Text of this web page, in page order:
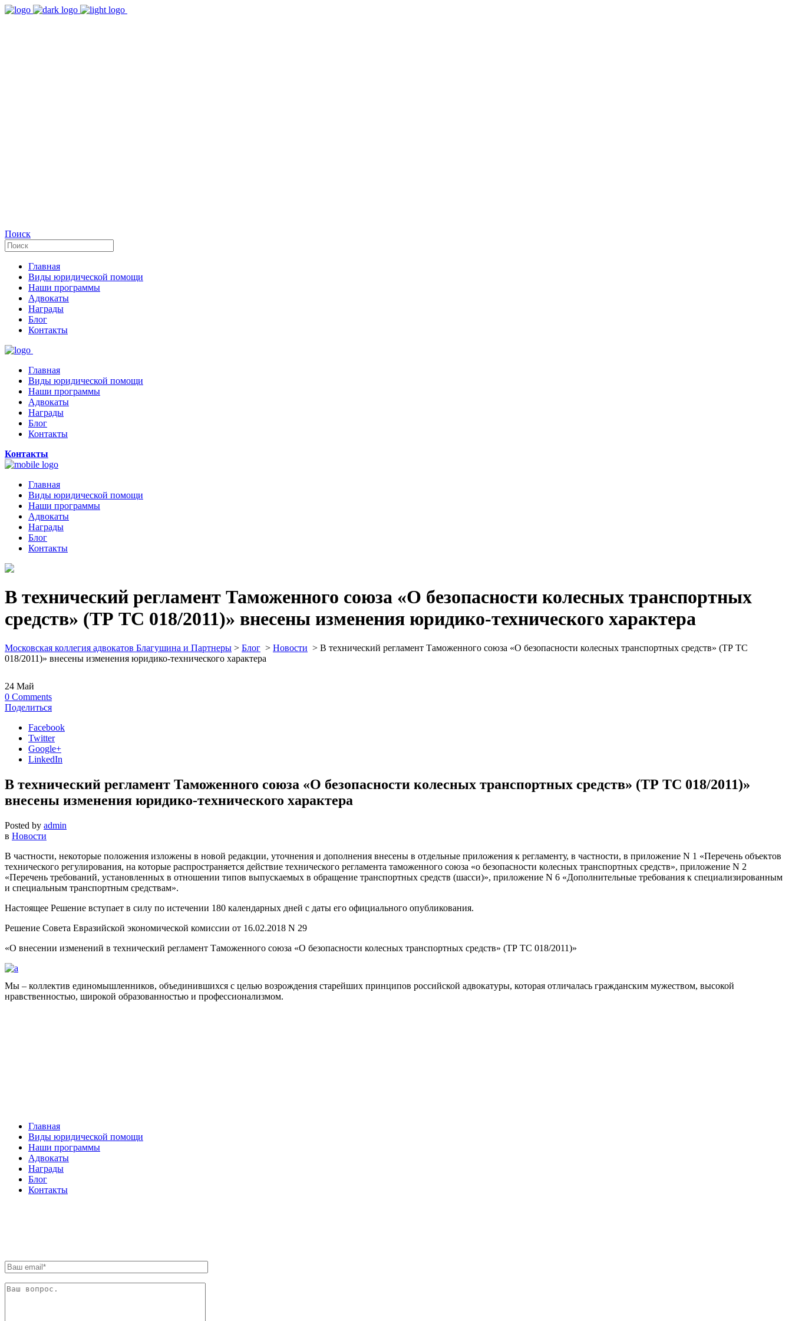
Поиск
Главная
Виды юридической помощи
Наши программы
Адвокаты
Награды
Блог
Контакты
Главная
Виды юридической помощи
Наши программы
Адвокаты
Награды
Блог
Контакты
Контакты
Главная
Виды юридической помощи
Наши программы
Адвокаты
Награды
Блог
Контакты
В технический регламент Таможенного союза «О безопасности колесных транспортных
средств» (ТР ТС 018/2011)» внесены изменения юридико-технического характера
Московская коллегия адвокатов Благушина и Партнеры > Блог > Новости > В технический регламент Таможенного союза «О безопасности колесных транспортных средств» (ТР ТС
018/2011)» внесены изменения юридико-технического характера
24 Май
0 Comments
Поделиться
Facebook
Twitter
Google+
LinkedIn
В технический регламент Таможенного союза «О безопасности колесных транспортных средств» (ТР ТС 018/2011)»
внесены изменения юридико-технического характера
Posted by admin
в Новости
В частности, некоторые положения изложены в новой редакции, уточнения и дополнения внесены в отдельные приложения к регламенту, в частности, в приложение N 1 «Перечень объектов
технического регулирования, на которые распространяется действие технического регламента таможенного союза «о безопасности колесных транспортных средств», приложение N 2
«Перечень требований, установленных в отношении типов выпускаемых в обращение транспортных средств (шасси)», приложение N 6 «Дополнительные требования к специализированным
и специальным транспортным средствам».
Настоящее Решение вступает в силу по истечении 180 календарных дней с даты его официального опубликования.
Решение Совета Евразийской экономической комиссии от 16.02.2018 N 29
«О внесении изменений в технический регламент Таможенного союза «О безопасности колесных транспортных средств» (ТР ТС 018/2011)»
Мы – коллектив единомышленников, объединившихся с целью возрождения старейших принципов российской адвокатуры, которая отличалась гражданским мужеством, высокой
нравственностью, широкой образованностью и профессионализмом.
Главная
Виды юридической помощи
Наши программы
Адвокаты
Награды
Блог
Контакты